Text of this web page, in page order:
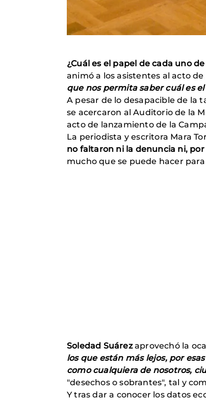
¿Cuál es el papel de cada uno
animó a los asistentes al acto
que nos permita saber cuál es
A pesar de lo desapacible de la
se acercaron al Auditorio de la
acto de lanzamiento de la
La periodista y escritora Mara
no faltaron ni la denuncia ni,
mucho que se puede hacer
Soledad Suárezaprovechó la
los que están más lejos, por
como cualquiera de nosotros,
"desechos o sobrantes", tal y
Y tras dar a conocer los datos